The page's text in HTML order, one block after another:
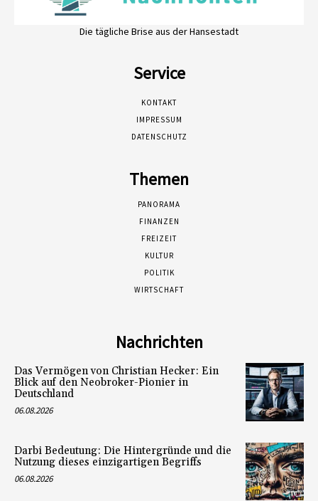
Die tägliche Brise aus der Hansestadt
Service
KONTAKT
IMPRESSUM
DATENSCHUTZ
Themen
PANORAMA
FINANZEN
FREIZEIT
KULTUR
POLITIK
WIRTSCHAFT
Nachrichten
Das Vermögen von Christian Hecker: Ein
Blick auf den Neobroker-Pionier in
Deutschland
06.08.2026
Darbi Bedeutung: Die Hintergründe und die
Nutzung dieses einzigartigen Begriffs
06.08.2026